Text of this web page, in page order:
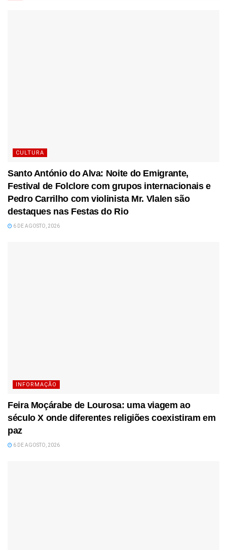
CULTURA
Santo António do Alva: Noite do Emigrante,
Festival de Folclore com grupos internacionais e
Pedro Carrilho com violinista Mr. Vlalen são
destaques nas Festas do Rio
6 DE AGOSTO, 2026
INFORMAÇÃO
Feira Moçárabe de Lourosa: uma viagem ao
século X onde diferentes religiões coexistiram em
paz
6 DE AGOSTO, 2026